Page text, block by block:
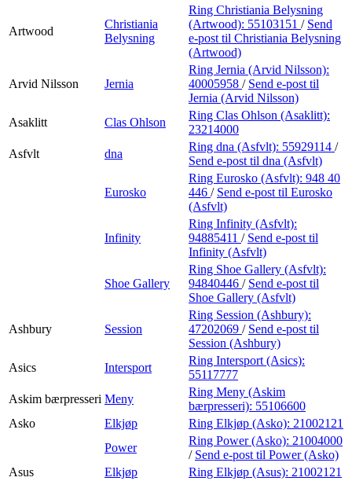
Artwood
Christiania
Belysning
Ring Christiania Belysning
(Artwood): 55103151 / Send
e-post til Christiania Belysning
(Artwood)
Arvid Nilsson Jernia
Ring Jernia (Arvid Nilsson):
40005958 / Send e-post til
Jernia (Arvid Nilsson)
Asaklitt
Clas Ohlson
Ring Clas Ohlson (Asaklitt):
23214000
Asfvlt
dna
Ring dna (Asfvlt): 55929114 /
Send e-post til dna (Asfvlt)
Eurosko
Ring Eurosko (Asfvlt): 948 40
446 / Send e-post til Eurosko
(Asfvlt)
Infinity
Ring Infinity (Asfvlt):
94885411 / Send e-post til
Infinity (Asfvlt)
Shoe Gallery
Ring Shoe Gallery (Asfvlt):
94840446 / Send e-post til
Shoe Gallery (Asfvlt)
Ashbury Session
Ring Session (Ashbury):
47202069 / Send e-post til
Session (Ashbury)
Asics
Intersport
Ring Intersport (Asics):
55117777
Askim bærpresseri Meny
Ring Meny (Askim
bærpresseri): 55106600
Asko
Elkjøp Ring Elkjøp (Asko): 21002121
Power
Ring Power (Asko): 21004000
/ Send e-post til Power (Asko)
Asus
Elkjøp Ring Elkjøp (Asus): 21002121